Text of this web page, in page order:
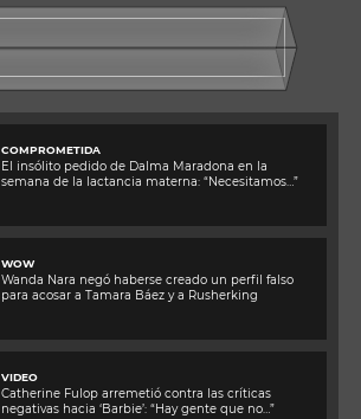
COMPROMETIDA
El insólito pedido de Dalma Maradona en la
semana de la lactancia materna: “Necesitamos…”
WOW
Wanda Nara negó haberse creado un perfil falso
para acosar a Tamara Báez y a Rusherking
VIDEO
Catherine Fulop arremetió contra las críticas
negativas hacia ‘Barbie’: “Hay gente que no…”